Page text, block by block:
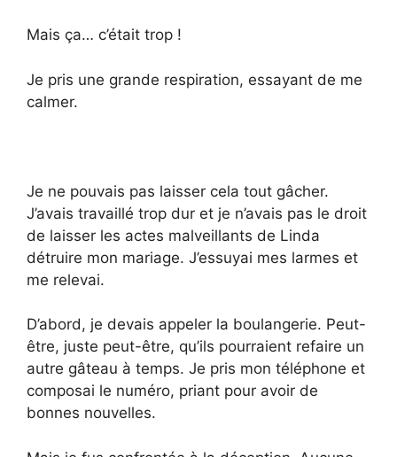
Mais ça… c’était trop !
Je pris une grande respiration, essayant de me
calmer.
Je ne pouvais pas laisser cela tout gâcher.
J’avais travaillé trop dur et je n’avais pas le droit
de laisser les actes malveillants de Linda
détruire mon mariage. J’essuyai mes larmes et
me relevai.
D’abord, je devais appeler la boulangerie. Peut-
être, juste peut-être, qu’ils pourraient refaire un
autre gâteau à temps. Je pris mon téléphone et
composai le numéro, priant pour avoir de
bonnes nouvelles.